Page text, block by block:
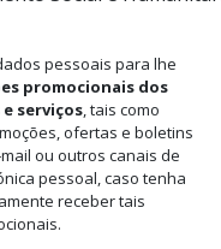
pessoais para lhe
promocionais dos
serviços, tais como
ofertas e boletins
ou outros canais de
pessoal, caso tenha
receber tais